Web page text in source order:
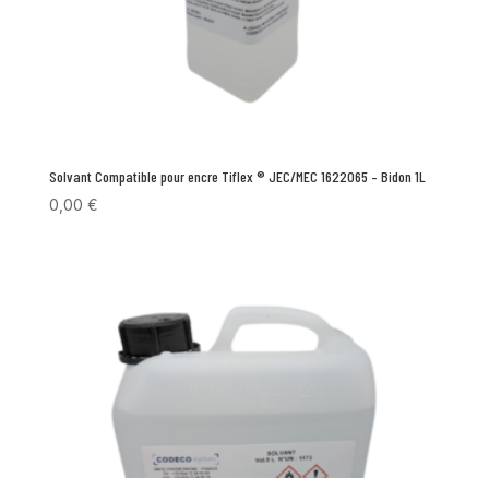
Solvant Compatible pour encre Tiflex ® JEC/MEC 1622065 – Bidon 1L
0,00 €